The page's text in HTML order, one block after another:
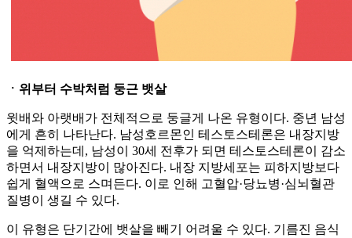
ㆍ위부터 수박처럼 둥근 뱃살
윗배와 아랫배가 전체적으로 둥글게 나온 유형이다. 중년 남성
에게 흔히 나타난다. 남성호르몬인 테스토스테론은 내장지방
을 억제하는데, 남성이 30세 전후가 되면 테스토스테론이 감소
하면서 내장지방이 많아진다. 내장 지방세포는 피하지방보다
쉽게 혈액으로 스며든다. 이로 인해 고혈압·당뇨병·심뇌혈관
질병이 생길 수 있다.
이 유형은 단기간에 뱃살을 빼기 어려울 수 있다. 기름진 음식